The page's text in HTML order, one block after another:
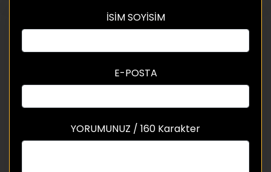
İSİM SOYİSİM
E-POSTA
YORUMUNUZ / 160 Karakter